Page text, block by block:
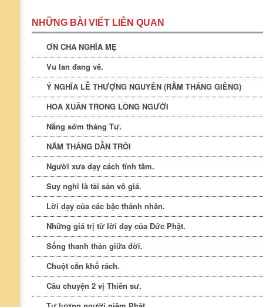
NHỮNG BÀI VIẾT LIÊN QUAN
ƠN CHA NGHĨA MẸ
Vu lan đang về.
Ý NGHĨA LỄ THƯỢNG NGUYÊN (RẰM THÁNG GIÊNG)
HOA XUÂN TRONG LÒNG NGƯỜI
Nắng sớm tháng Tư.
NĂM THÁNG DẦN TRÔI
Người xưa dạy cách tĩnh tâm.
Suy nghĩ là tài sản vô giá.
Lời dạy của các bậc thánh nhân.
Những giá trị từ lời dạy của Đức Phật.
Sống thanh thản giữa đời.
Chuột cắn khố rách.
Câu chuyện 2 vị Thiền sư.